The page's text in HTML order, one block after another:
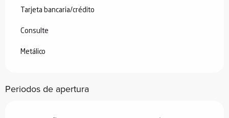
Tarjeta bancaria/crédito
Consulte
Metálico
Periodos de apertura